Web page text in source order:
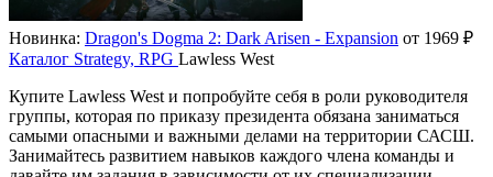
Новинка: Dragon's Dogma 2: Dark Arisen - Expansion от 1969 ₽
Каталог Strategy, RPG Lawless West
Купите Lawless West и попробуйте себя в роли руководителя
группы, которая по приказу президента обязана заниматься
самыми опасными и важными делами на территории САСШ.
Занимайтесь развитием навыков каждого члена команды и